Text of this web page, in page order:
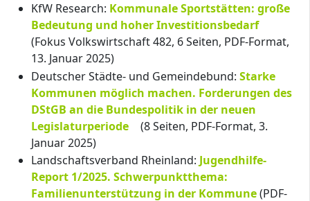
KfW Research: Kommunale Sportstätten: große
Bedeutung und hoher Investitionsbedarf
(Fokus Volkswirtschaft 482, 6 Seiten, PDF-Format,
13. Januar 2025)
Deutscher Städte- und Gemeindebund: Starke
Kommunen möglich machen. Forderungen des
DStGB an die Bundespolitik in der neuen
Legislaturperiode
(8 Seiten, PDF-Format, 3.
Januar 2025)
Landschaftsverband Rheinland: Jugendhilfe-
Report 1/2025. Schwerpunktthema:
Familienunterstützung in der Kommune(PDF-